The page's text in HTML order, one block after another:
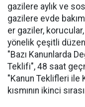
gazilere aylık ve
gazilere evde
er gaziler,
yönelik çeşitli
"Bazı Kanunlarda
Teklifi", 48 saat
"Kanun Teklifleri ile
kısmının ikinci